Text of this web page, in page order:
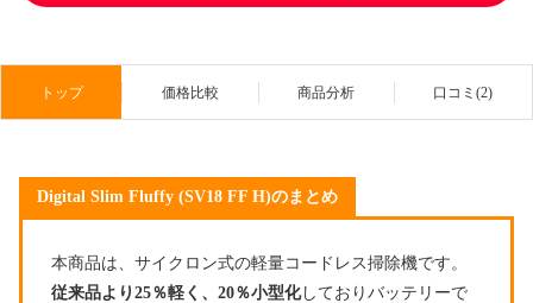
トップ 価格比較 商品分析 口コミ(2)
Digital Slim Fluffy (SV18 FF H)のまとめ
本商品は、サイクロン式の軽量コードレス掃除機です。
従来品より25％軽く、20％小型化しておりバッテリーで